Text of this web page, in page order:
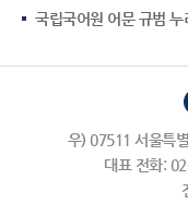
국립국어원 어문 규범 누
우) 07511 서울특
대표 전화: